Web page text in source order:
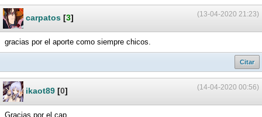
(13-04-2020 21:23)
carpatos [3]
gracias por el aporte como siempre chicos.
Citar
(14-04-2020 00:56)
ikaot89 [0]
Gracias por el cap.